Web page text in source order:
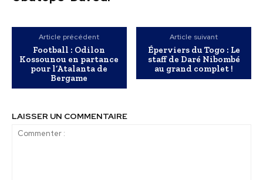
Article précédent
Football : Odilon
Kossounou en partance
pour l’Atalanta de
Bergame
Article suivant
Éperviers du Togo : Le
staff de Daré Nibombé
au grand complet !
LAISSER UN COMMENTAIRE